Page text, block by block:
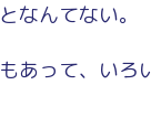
なんてない。
あって、いろ